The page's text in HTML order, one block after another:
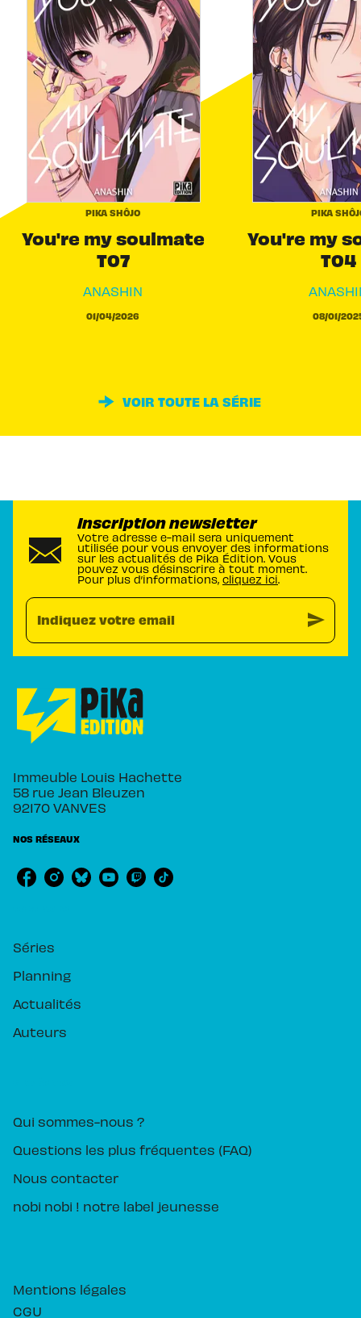
PIKA SHÔJO
You're my soulmate
T07
ANASHIN
01/04/2026
PIKA
You're my
T04
08/01/
VOIR TOUTE LA SÉRIE
Inscription newsletter
Votre adresse e-mail sera uniquement
utilisée pour vous envoyer des informations
sur les actualités de Pika Édition. Vous
pouvez vous désinscrire à tout moment.
Pour plus d’informations, cliquez ici.
Indiquez votre email send
Immeuble Louis Hachette
58 rue Jean Bleuzen
92170 VANVES
NOS RÉSEAUX
Séries
Planning
Actualités
Auteurs
Qui sommes-nous ?
Questions les plus fréquentes (FAQ)
Nous contacter
nobi nobi ! notre label jeunesse
Mentions légales
CGU